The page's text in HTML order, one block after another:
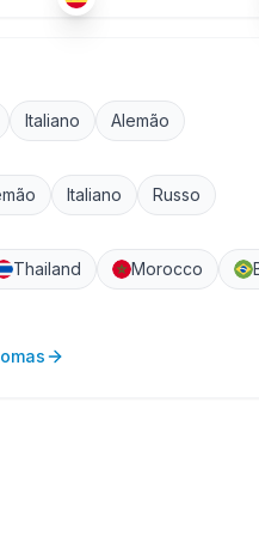
Italiano
Alemão
Italiano
Russo
Thailand Morocco